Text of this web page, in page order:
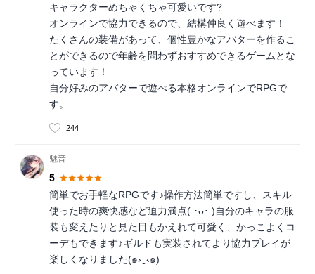
キャラクターめちゃくちゃ可愛いです?
オンラインで協力できるので、結構仲良く遊べます！
たくさんの装備があって、個性豊かなアバターを作るこ
とができるので年齢を問わずおすすめできるゲームとな
っています！
自分好みのアバターで遊べる本格オンラインでRPGで
す。
244
魅音
5
簡単でお手軽なRPGです♪操作方法簡単ですし、スキル
使った時の爽快感など迫力満点( ･ᴗ･ )自分のキャラの服
装も変えたりと見た目もかえれて可愛く、かっこよくコ
ーデもできます♪ギルドも実装されてより協力プレイが
楽しくなりました(๑›‿‹๑)